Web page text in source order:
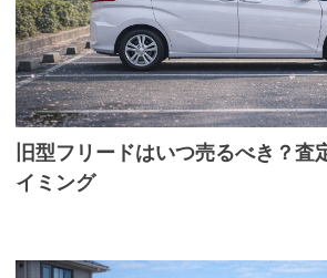
旧型フリードはいつ売るべき？査
イミング